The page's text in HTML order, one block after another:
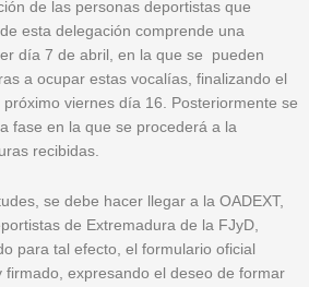
de las personas deportistas que
esta delegación comprende una
día 7 de abril, en la que se pueden
a ocupar estas vocalías, finalizando el
viernes día 16. Posteriormente se
fase en la que se procederá a la
recibidas.
se debe hacer llegar a la OADEXT,
de Extremadura de la FJyD,
para tal efecto, el formulario oficial
firmado, expresando el deseo de formar